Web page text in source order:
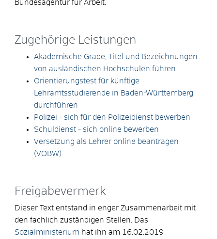
Bundesagentur für Arbeit.
Zugehörige Leistungen
Akademische Grade, Titel und Bezeichnungen
von ausländischen Hochschulen führen
Orientierungstest für künftige
Lehramtsstudierende in Baden-Württemberg
durchführen
Polizei - sich für den Polizeidienst bewerben
Schuldienst - sich online bewerben
Versetzung als Lehrer online beantragen
(VOBW)
Freigabevermerk
Dieser Text entstand in enger Zusammenarbeit mit
den fachlich zuständigen Stellen. Das
Sozialministerium hat ihn am 16.02.2019